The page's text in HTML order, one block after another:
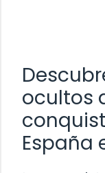
ocultos
España